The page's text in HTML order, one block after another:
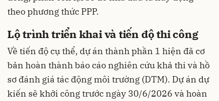
theo phương thức PPP.
Lộ trình triển khai và tiến độ thi công
Về tiến độ cụ thể, dự án thành phần 1 hiện đã cơ
bản hoàn thành báo cáo nghiên cứu khả thi và hồ
sơ đánh giá tác động môi trường (DTM). Dự án dự
kiến sẽ khởi công trước ngày 30/6/2026 và hoàn